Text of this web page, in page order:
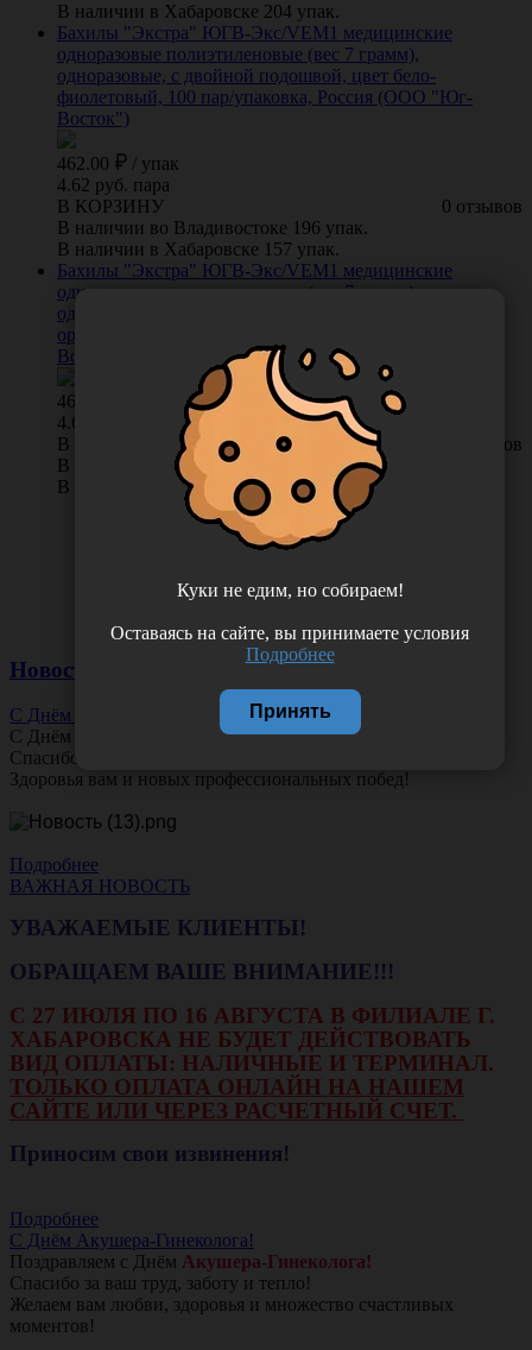
В наличии в Хабаровске 204 упак.
Бахилы "Экстра" ЮГВ-Экс/VEM1 медицинские
одноразовые полиэтиленовые (вес 7 грамм),
одноразовые, с двойной подошвой, цвет бело-
фиолетовый, 100 пар/упаковка, Россия (ООО "Юг-
Восток")
462.00 / упак
4.62 руб. пара
0 отзывов
В КОРЗИНУ
В наличии во Владивостоке 196 упак.
В наличии в Хабаровске 157 упак.
Бахилы "Экстра" ЮГВ-Экс/VEM1 медицинские
одноразовые полиэтиленовые (вес 7 грамм),
одноразовые, с двойной подошвой, цвет бело-
оранжевый, 100 пар/упаковка, Россия (ООО "Юг-
Восток")
462.00
4.62 руб. пара
0 отзывов
В КОРЗИНУ
В наличии во Владивостоке 75 упак.
В наличии в Хабаровске 53 упак.
Новости
С Днём Офтальмолога!
С Днём
Спасибо за ясное зрение и заботу о пациентах.
Здоровья вам и новых профессиональных побед!
Подробнее
ВАЖНАЯ НОВОСТЬ
УВАЖАЕМЫЕ КЛИЕНТЫ!
ОБРАЩАЕМ ВАШЕ ВНИМАНИЕ!!!
С 27 ИЮЛЯ ПО 16 АВГУСТА В ФИЛИАЛЕ Г.
ХАБАРОВСКА НЕ БУДЕТ ДЕЙСТВОВАТЬ
ВИД ОПЛАТЫ: НАЛИЧНЫЕ И ТЕРМИНАЛ.
ТОЛЬКО ОПЛАТА ОНЛАЙН НА НАШЕМ
САЙТЕ ИЛИ ЧЕРЕЗ РАСЧЕТНЫЙ СЧЕТ.
Приносим свои извинения!
Подробнее
С Днём Акушера-Гинеколога!
Поздравляем с Днём Акушера-Гинеколога!
Спасибо за ваш труд, заботу и тепло!
Желаем вам любви, здоровья и множество счастливых
моментов!
Куки не едим, но собираем!
Оставаясь на сайте, вы принимаете условия
Подробнее
Принять